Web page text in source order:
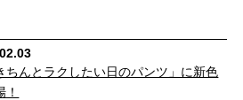
ちんとラクしたい日のパンツ」に新色
！